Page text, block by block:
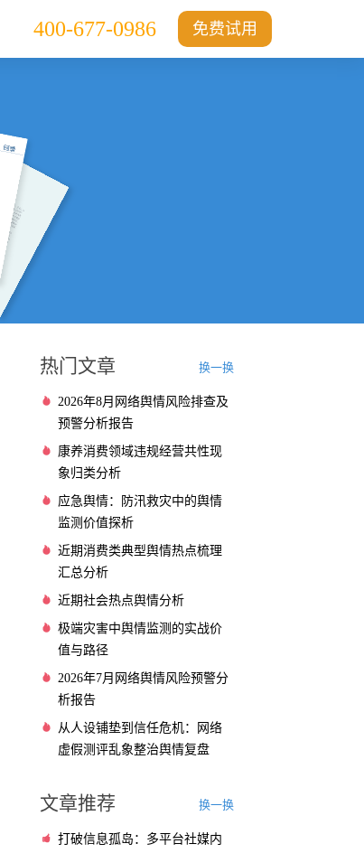
免费试用
400-677-0986
热门文章 换一换
2026年8月网络舆情风险排查及
预警分析报告
康养消费领域违规经营共性现
象归类分析
应急舆情：防汛救灾中的舆情
监测价值探析
近期消费类典型舆情热点梳理
汇总分析
近期社会热点舆情分析
极端灾害中舆情监测的实战价
值与路径
2026年7月网络舆情风险预警分
析报告
从人设铺垫到信任危机：网络
虚假测评乱象整治舆情复盘
文章推荐 换一换
打破信息孤岛：多平台社媒内